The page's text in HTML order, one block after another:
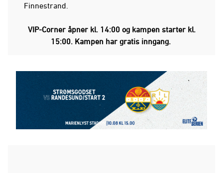
Finnestrand.
VIP-Corner åpner kl. 14:00 og kampen starter kl.
15:00. Kampen har gratis inngang.